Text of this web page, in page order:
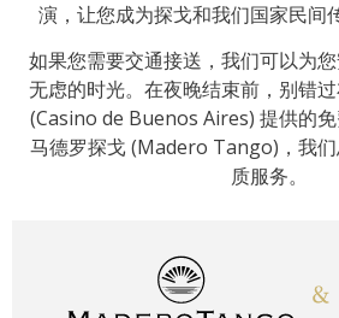
演，让您成为探戈和我们国家民间
如果您需要交通接送，我们可以为
无虑的时光。在夜晚结束前，别错
(Casino de Buenos Aires) 提供的
马德罗探戈 (Madero Tango)，我
质服务。